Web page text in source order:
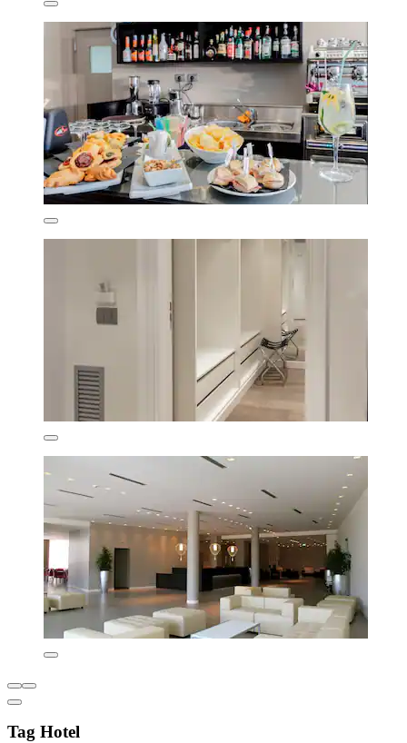
Tag Hotel